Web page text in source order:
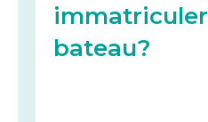
bateau?